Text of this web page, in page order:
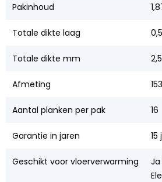
Pakinhoud
Totale dikte laag
Totale dikte mm 2,5
Afmeting
Aantal planken per pak 16
Garantie in jaren 15
Geschikt voor vloerverwarming